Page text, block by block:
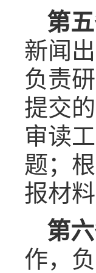
第
新闻
负责
提交
审读
题；
报材料
第
作，